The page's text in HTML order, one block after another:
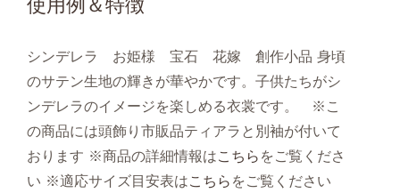
使用例＆特徴
シンデレラ お姫様 宝石 花嫁 創作小品 身頃
のサテン生地の輝きが華やかです。子供たちがシ
ンデレラのイメージを楽しめる衣裳です。 ※こ
の商品には頭飾り市販品ティアラと別袖が付いて
おります ※商品の詳細情報はこちら をご覧くださ
い ※適応サイズ目安表はこちら をご覧ください